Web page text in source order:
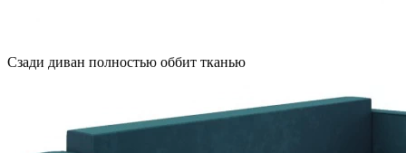
Сзади диван полностью оббит тканью